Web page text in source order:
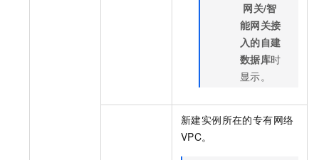
网关/智
能网关接
入的自建
数据库时
显示。
新建实例所在的专有网络
VPC。